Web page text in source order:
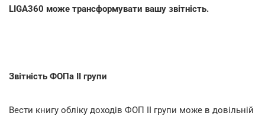
LIGA360 може трансформувати вашу звітність.
Звітність ФОПа ІІ групи
Вести книгу обліку доходів ФОП ІІ групи може в довільній